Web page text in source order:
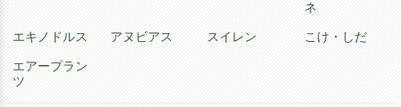
ネ
エキノドルス アヌビアス スイレン こけ・しだ
エアープラン
ツ